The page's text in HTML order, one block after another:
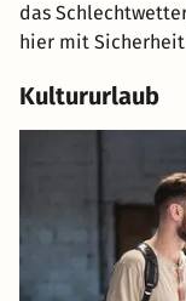
das
hier mit
Kultururlaub